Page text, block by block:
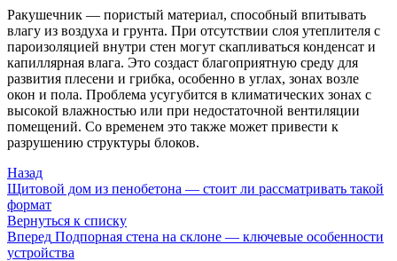
Ракушечник — пористый материал, способный впитывать
влагу из воздуха и грунта. При отсутствии слоя утеплителя с
пароизоляцией внутри стен могут скапливаться конденсат и
капиллярная влага. Это создаст благоприятную среду для
развития плесени и грибка, особенно в углах, зонах возле
окон и пола. Проблема усугубится в климатических зонах с
высокой влажностью или при недостаточной вентиляции
помещений. Со временем это также может привести к
разрушению структуры блоков.
Назад
Щитовой дом из пенобетона — стоит ли рассматривать такой
формат
Вернуться к списку
Вперед Подпорная стена на склоне — ключевые особенности
устройства